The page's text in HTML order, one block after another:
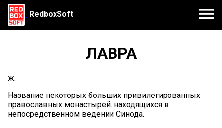
RedboxSoft
ЛАВРА
ж.
Название некоторых больших привилегированных
православных монастырей, находящихся в
непосредственном ведении Синода.